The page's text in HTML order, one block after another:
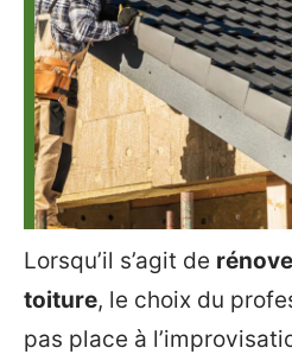
Lorsqu’il s’agit de
toiture, le choix du
pas place à